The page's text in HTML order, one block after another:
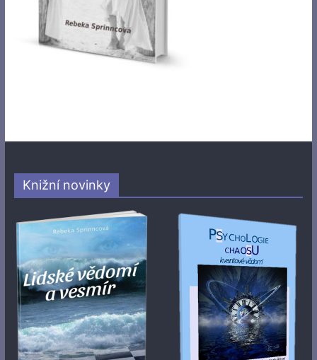
Knižní novinky